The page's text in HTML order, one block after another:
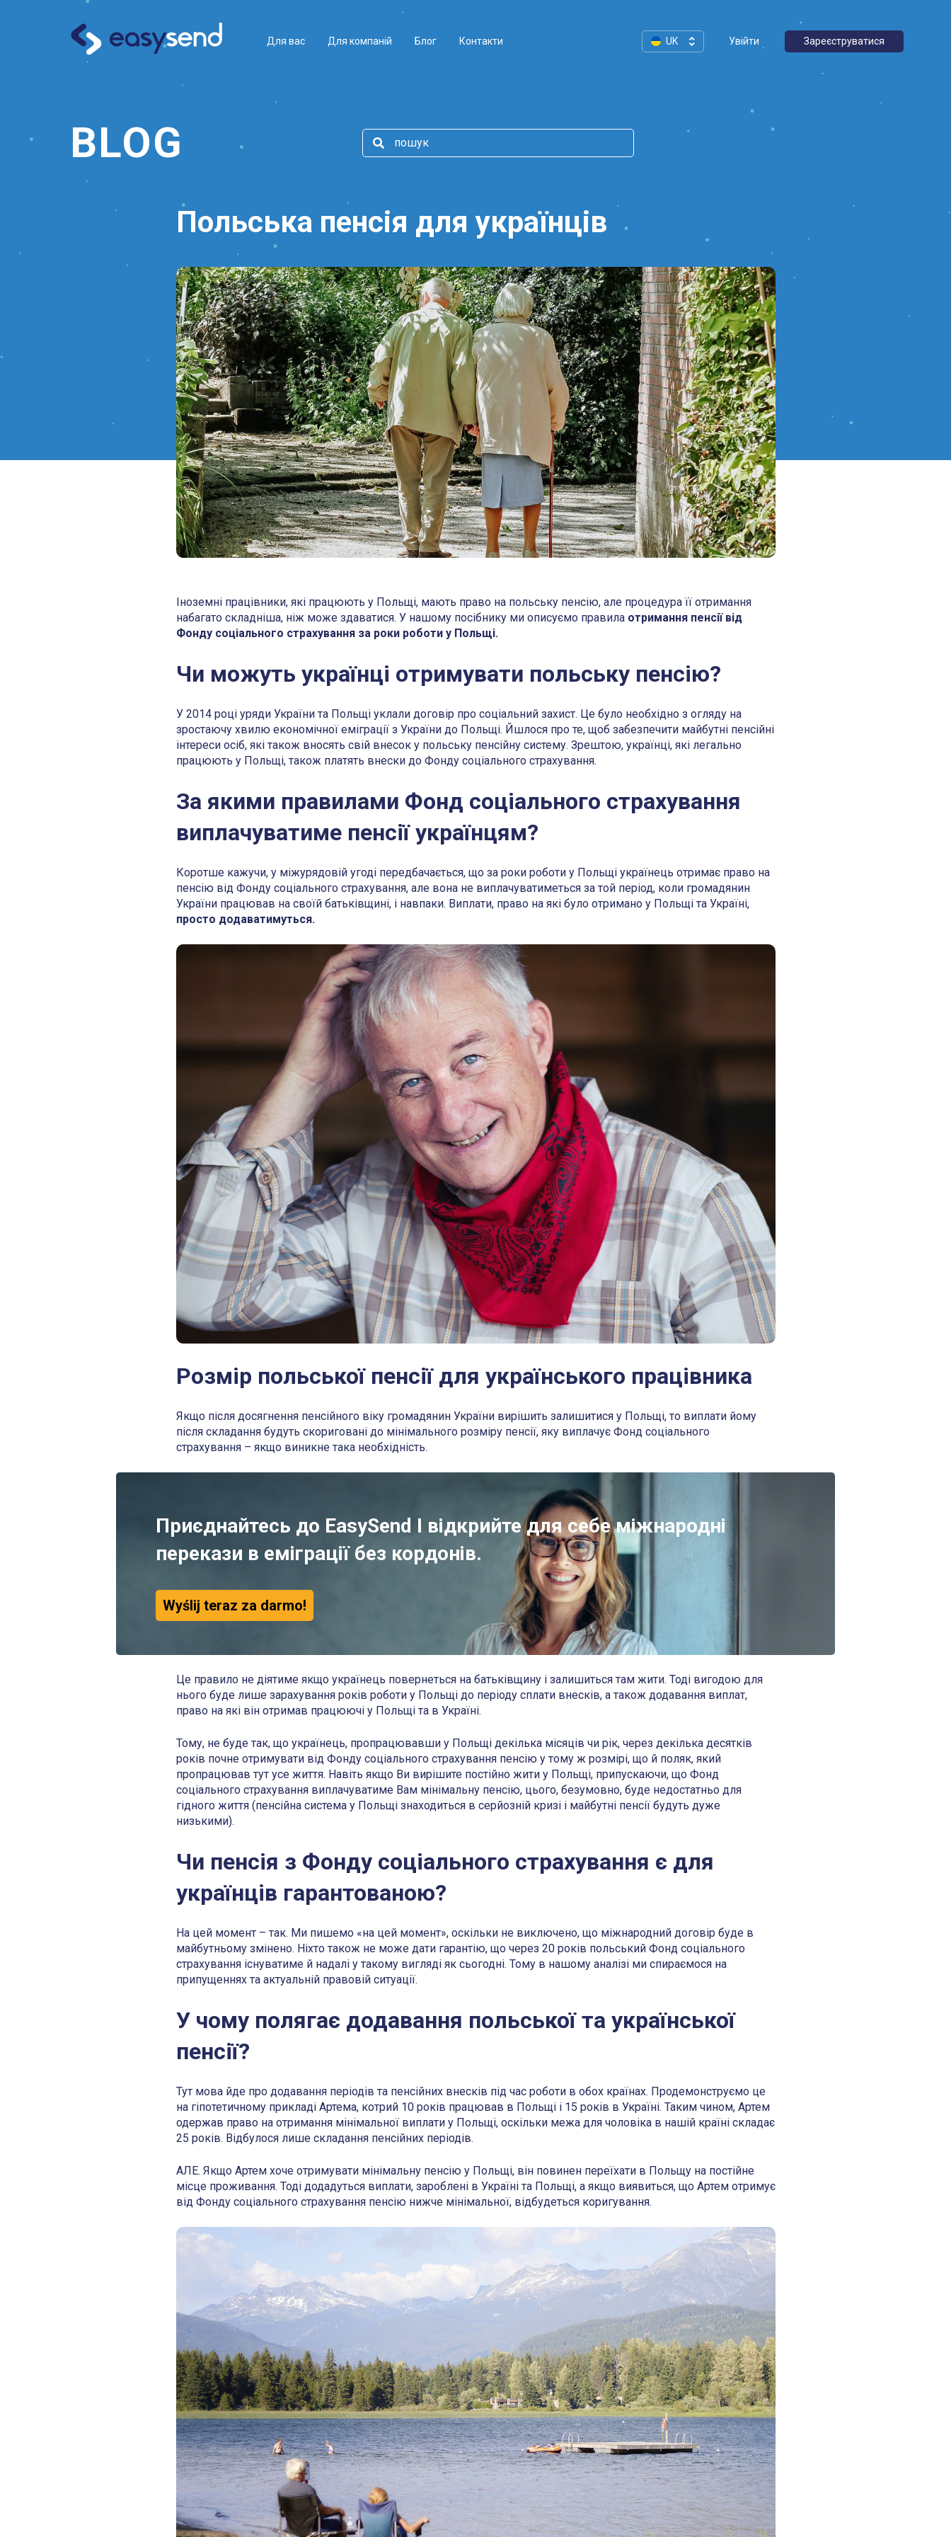
Для вас Для компаній Блог Контакти UK Увійти Зареєструватися
BLOG
Польська пенсія для українців
Іноземні працівники, які працюють у Польщі, мають право на польську пенсію, але процедура її отримання
набагато складніша, ніж може здаватися. У нашому посібнику ми описуємо правила отримання пенсії від
Фонду соціального страхування за роки роботи у Польщі.
Чи можуть українці отримувати польську пенсію?
У 2014 році уряди України та Польщі уклали договір про соціальний захист. Це було необхідно з огляду на
зростаючу хвилю економічної еміграції з України до Польщі. Йшлося про те, щоб забезпечити майбутні пенсійні
інтереси осіб, які також вносять свій внесок у польську пенсійну систему. Зрештою, українці, які легально
працюють у Польщі, також платять внески до Фонду соціального страхування.
За якими правилами Фонд соціального страхування
виплачуватиме пенсії українцям?
Коротше кажучи, у міжурядовій угоді передбачається, що за роки роботи у Польщі українець отримає право на
пенсію від Фонду соціального страхування, але вона не виплачуватиметься за той період, коли громадянин
України працював на своїй батьківщині, і навпаки. Виплати, право на які було отримано у Польщі та Україні,
просто додаватимуться.
Розмір польської пенсії для українського працівника
Якщо після досягнення пенсійного віку громадянин України вирішить залишитися у Польщі, то виплати йому
після складання будуть скориговані до мінімального розміру пенсії, яку виплачує Фонд соціального
страхування – якщо виникне така необхідність.
Приєднайтесь до EasySend І відкрийте для себе міжнародні
перекази в еміграції без кордонів.
Wyślij teraz za darmo!
Це правило не діятиме якщо українець повернеться на батьківщину і залишиться там жити. Тоді вигодою для
нього буде лише зарахування років роботи у Польщі до періоду сплати внесків, а також додавання виплат,
право на які він отримав працюючі у Польщі та в Україні.
Тому, не буде так, що українець, пропрацювавши у Польщі декілька місяців чи рік, через декілька десятків
років почне отримувати від Фонду соціального страхування пенсію у тому ж розмірі, що й поляк, який
пропрацював тут усе життя. Навіть якщо Ви вирішите постійно жити у Польщі, припускаючи, що Фонд
соціального страхування виплачуватиме Вам мінімальну пенсію, цього, безумовно, буде недостатньо для
гідного життя (пенсійна система у Польщі знаходиться в серйозній кризі і майбутні пенсії будуть дуже
низькими).
Чи пенсія з Фонду соціального страхування є для
українців гарантованою?
На цей момент – так. Ми пишемо «на цей момент», оскільки не виключено, що міжнародний договір буде в
майбутньому змінено. Ніхто також не може дати гарантію, що через 20 років польський Фонд соціального
страхування існуватиме й надалі у такому вигляді як сьогодні. Тому в нашому аналізі ми спираємося на
припущеннях та актуальній правовій ситуації.
У чому полягає додавання польської та української
пенсії?
Тут мова йде про додавання періодів та пенсійних внесків під час роботи в обох країнах. Продемонструємо це
на гіпотетичному прикладі Артема, котрий 10 років працював в Польщі і 15 років в Україні. Таким чином, Артем
одержав право на отримання мінімальної виплати у Польщі, оскільки межа для чоловіка в нашій країні складає
25 років. Відбулося лише складання пенсійних періодів.
АЛЕ. Якщо Артем хоче отримувати мінімальну пенсію у Польщі, він повинен переїхати в Польщу на постійне
місце проживання. Тоді додадуться виплати, зароблені в Україні та Польщі, а якщо виявиться, що Артем отримує
від Фонду соціального страхування пенсію нижче мінімальної, відбудеться коригування.